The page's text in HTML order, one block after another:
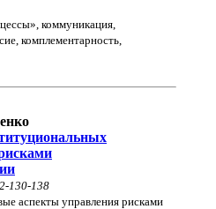
коммуникация,
комплементарность,
130-138
аспекты управления рисками